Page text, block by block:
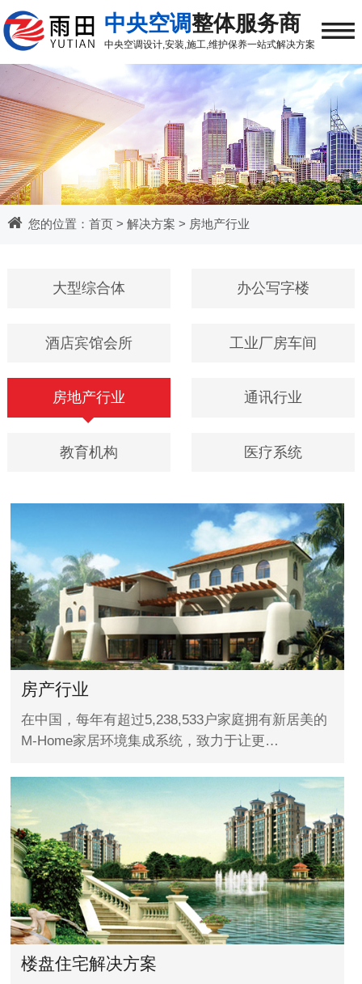
中央空调整体服务商
中央空调设计,安装,施工,维护保养一站式解决方案 ≡
您的位置： 首页> 解决方案 > 房地产行业
大型综合体 办公写字楼
酒店宾馆会所 工业厂房车间
房地产行业 通讯行业
教育机构 医疗系统
房产行业
在中国，每年有超过5,238,533户家庭拥有新居美的
M-Home家居环境集成系统，致力于让更…
楼盘住宅解决方案